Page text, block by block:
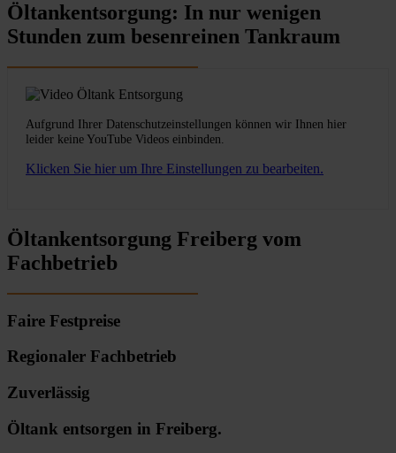
Öltankentsorgung: In nur wenigen
Stunden zum besenreinen Tankraum
Aufgrund Ihrer Datenschutzeinstellungen können wir Ihnen hier
leider keine YouTube Videos einbinden.
Klicken Sie hier um Ihre Einstellungen zu bearbeiten.
Öltankentsorgung Freiberg vom
Fachbetrieb
Faire Festpreise
Regionaler Fachbetrieb
Zuverlässig
Öltank entsorgen in Freiberg.